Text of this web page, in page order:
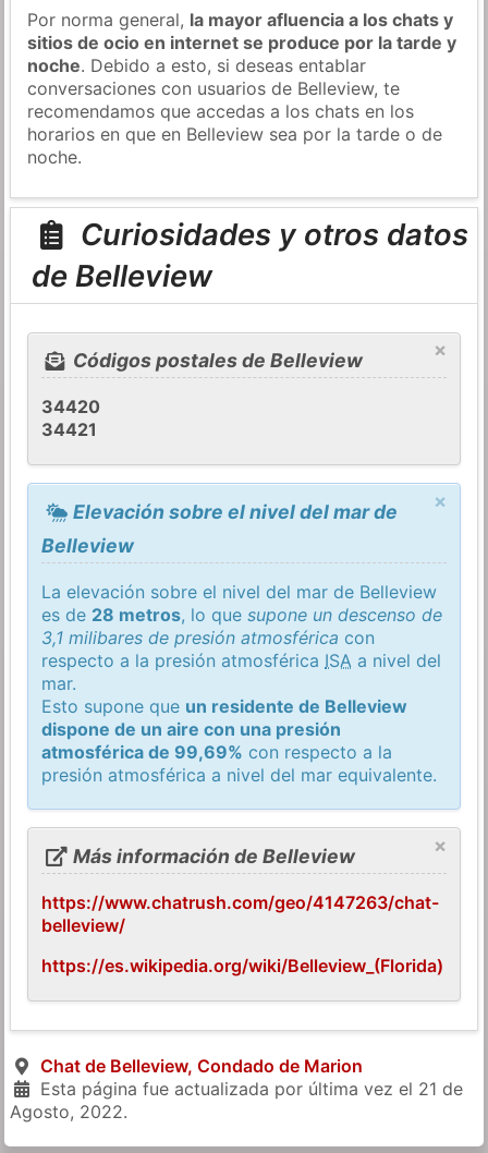
Por norma general, la mayor afluencia a los chats y
sitios de ocio en internet se produce por la tarde y
noche. Debido a esto, si deseas entablar
conversaciones con usuarios de Belleview, te
recomendamos que accedas a los chats en los
horarios en que en Belleview sea por la tarde o de
noche.
Curiosidades y otros datos
de Belleview
×
Códigos postales de Belleview
34420
34421
×
Elevación sobre el nivel del mar de
Belleview
La elevación sobre el nivel del mar de Belleview
es de 28 metros, lo quesupone un descenso de
3,1 milibares de presión atmosférica con
respecto a la presión atmosférica ISA a nivel del
mar.
Esto supone que un residente de Belleview
dispone de un aire con una presión
atmosférica de 99,69% con respecto a la
presión atmosférica a nivel del mar equivalente.
×
Más información de Belleview
https://www.chatrush.com/geo/4147263/chat-
belleview/
https://es.wikipedia.org/wiki/Belleview_(Florida)
Chat de Belleview, Condado de Marion
Esta página fue actualizada por última vez el 21 de
Agosto, 2022.